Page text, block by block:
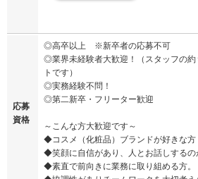
応募
資格
◎高卒以上 ※新卒者の応募不可
◎業界未経験者大歓迎！（スタッフの約
トです）
◎実務経験不問！
◎第二新卒・フリーター歓迎
～こんな方大歓迎です～
◆コスメ（化粧品）ブランドが好きな方
◆笑顔に自信があり、人とお話しするの
◆素直で前向きに業務に取り組める方。